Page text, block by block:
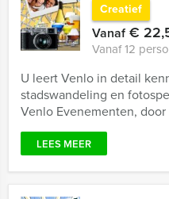
Creatief
Vanaf€
Vanaf 12
U leert Venlo in detail
stadswandeling en
Venlo Evenementen,
LEES MEER